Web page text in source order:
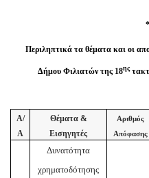
Περιληπτικά τα θέματα και οι
Δήμου Φιλιατών της 18ης
Α/
Α
Θέματα &
Εισηγητές
Αριθμός
Απόφασης
Δυνατότητα
χρηματοδότησης